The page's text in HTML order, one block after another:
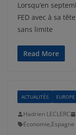
Lorsqu’en
FED avec à sa
sans limite
Read More
ACTUALITÉS EUROPE
Hadrien LECLERC
Economie,Espagne